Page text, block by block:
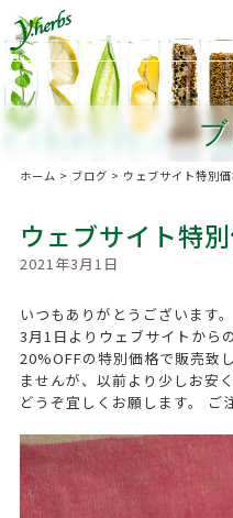
ホーム > ブログ > ウェブサイト特別価
ウェブサイト特
2021年3月1日
いつもありがとうございます。
3月1日よりウェブサイトから
20%OFFの特別価格で販売致
ませんが、以前より少しお安
どうぞ宜しくお願します。 ご